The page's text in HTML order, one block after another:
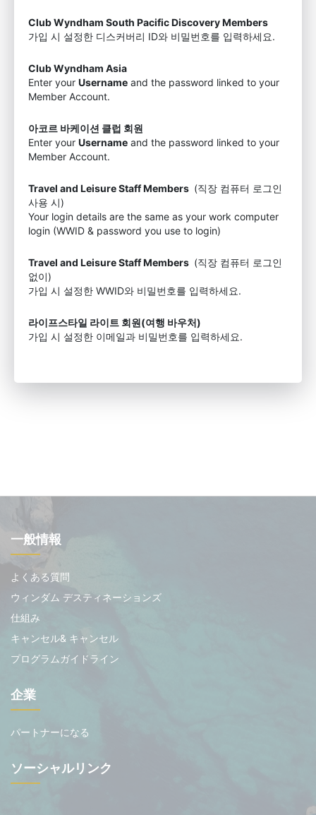
Club Wyndham South Pacific Discovery Members
가입 시 설정한 디스커버리 ID와 비밀번호를 입력하세요.
Club Wyndham Asia
Enter your Username and the password linked to your
Member Account.
아코르 바케이션 클럽 회원
Enter your Username and the password linked to your
Member Account.
Travel and Leisure Staff Members (직장 컴퓨터 로그인
사용 시)
Your login details are the same as your work computer
login (WWID & password you use to login)
Travel and Leisure Staff Members (직장 컴퓨터 로그인
없이)
가입 시 설정한 WWID와 비밀번호를 입력하세요.
라이프스타일 라이트 회원(여행 바우처)
가입 시 설정한 이메일과 비밀번호를 입력하세요.
一般情報
よくある質問
ウィンダム デスティネーションズ
仕組み
キャンセル& キャンセル
プログラムガイドライン
企業
パートナーになる
ソーシャルリンク